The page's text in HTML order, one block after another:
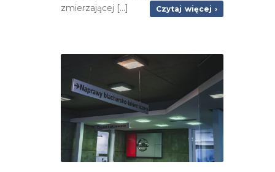
zmierzającej [...]
Czytaj więcej ›